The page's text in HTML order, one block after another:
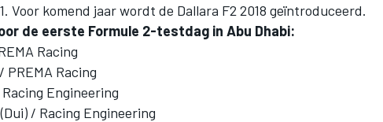
Voor komend jaar wordt de Dallara F2 2018 geïntroduceerd.
de eerste Formule 2-testdag in Abu Dhabi:
Racing
PREMA Racing
Engineering
/ Racing Engineering